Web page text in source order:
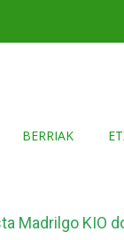
BERRIAK
Madrilgo KIO